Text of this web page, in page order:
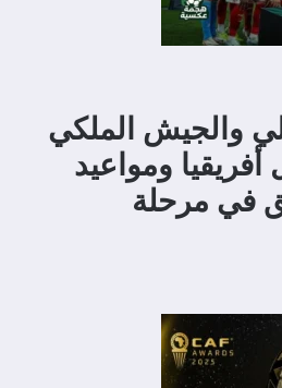
والجيش الملكي
ومواعيد
في مرحلة